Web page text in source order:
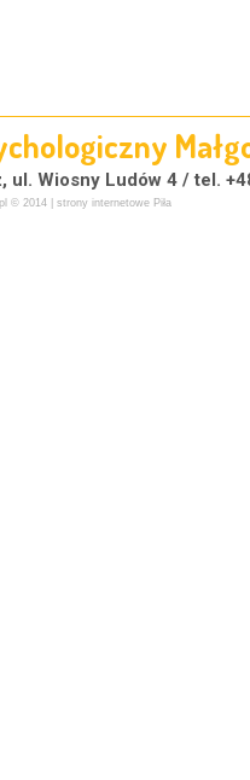
ul. Wiosny Ludów 4 / tel.
© 2014 | strony internetowe Piła